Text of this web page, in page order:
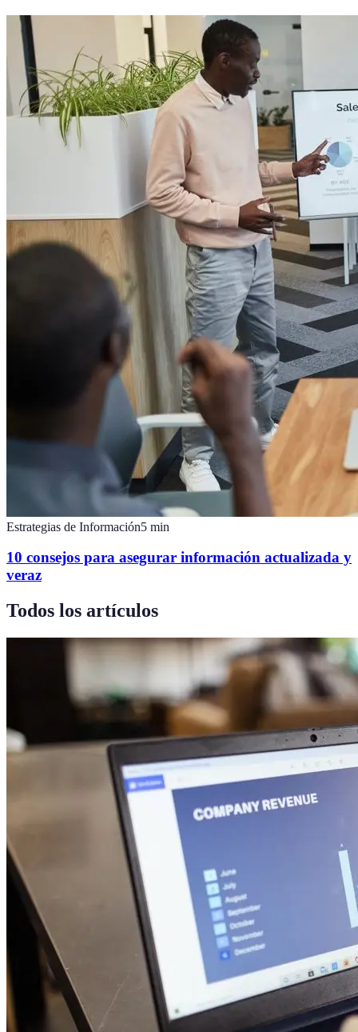
Estrategias de Información5 min
10 consejos para asegurar información actualizada y
veraz
Todos los artículos